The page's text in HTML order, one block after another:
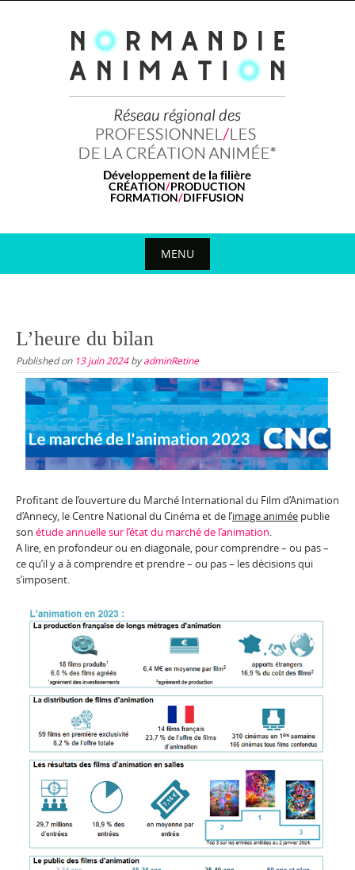
MENU
content
L’heure du bilan
Published on 13 juin 2024byadminRetine
Profitant de l’ouverture du Marché International du Film d’Animation
d’Annecy, le Centre National du Cinéma et de l’image animée publie
son étude annuelle sur l’état du marché de l’animation.
A lire, en profondeur ou en diagonale, pour comprendre – ou pas –
ce qu’il y a à comprendre et prendre – ou pas – les décisions qui
s’imposent.